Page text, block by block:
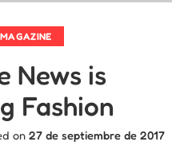
News is
Fashion
on 27 de septiembre de 2017